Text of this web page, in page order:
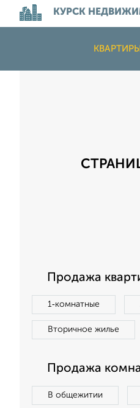
КУРСК
КВАРТИРЫ
Продажа
1‑комнатные
Вторичное жилье
Продажа
В общежитии